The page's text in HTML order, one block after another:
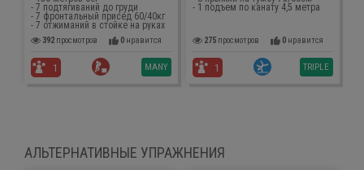
- 7 подтягиваний до груди
- 7 фронтальный присед 60/40кг
- 7 отжиманий в стойке на руках
392просмотров 0нравится
1 MANY
- 1 подъем по канату 4,5 метра
275просмотров 0нравится
1 TRIPLE
АЛЬТЕРНАТИВНЫЕ УПРАЖНЕНИЯ